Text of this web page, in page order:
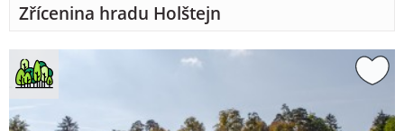
Zřícenina hradu Holštejn